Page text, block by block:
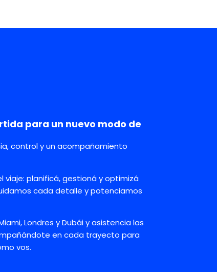
para un nuevo modo de
control y un acompañamiento
planificá, gestioná y optimizá
cada detalle y potenciamos
Londres y Dubái y asistencia las
en cada trayecto para
vos.